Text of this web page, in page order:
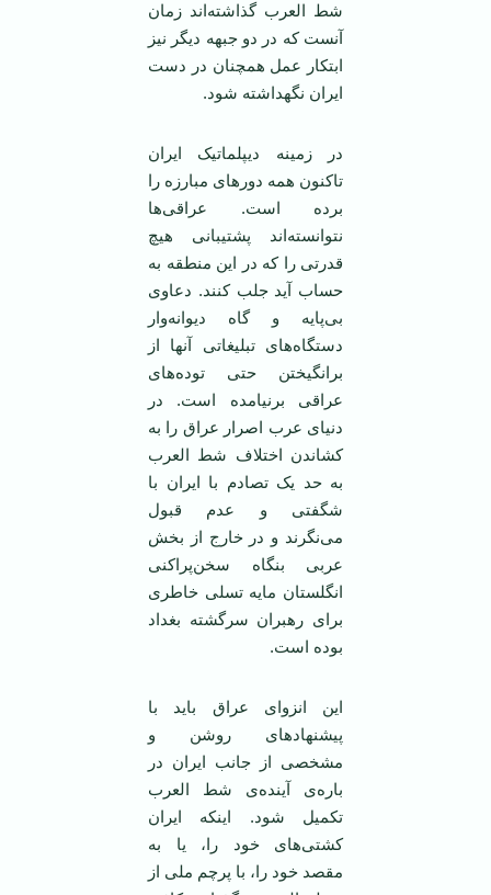
شط العرب گذاشته‌اند زمان
آنست که در دو جبهه ديگر نيز
ابتکار عمل همچنان در دست
ايران نگهداشته شود.
در زمينه ديپلماتيک ايران
تاکنون همه دورهای مبارزه را
برده است. عراقی‌ها
نتوانسته‌اند پشتيبانی هيچ
قدرتی را که در اين منطقه به
حساب آيد جلب کنند. دعاوی
بی‌پايه و گاه ديوانه‌وار
دستگاه‌های تبليغاتی آنها از
برانگيختن حتی توده‌های
عراقی برنيامده است. در
دنيای عرب اصرار عراق را به
کشاندن اختلاف شط العرب
به حد يک تصادم با ايران با
شگفتی و عدم قبول
می‌نگرند و در خارج از بخش
عربی بنگاه سخن‌پراکنی
انگلستان مايه تسلی خاطری
برای رهبران سرگشته بغداد
بوده است.
اين انزوای عراق بايد با
پيشنهادهای روشن و
مشخصی از جانب ايران در
باره‌ی آينده‌ی شط العرب
تکميل شود. اينکه ايران
کشتی‌های خود را، يا به
مقصد خود را، با پرچم ملی از